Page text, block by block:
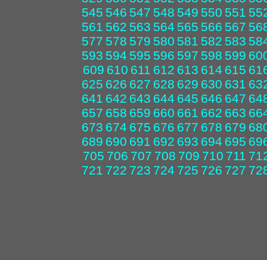
545 546 547 548 549 550 551
561 562 563 564 565 566 567
577 578 579 580 581 582 583
593 594 595 596 597 598 599
609 610 611 612 613 614 615
625 626 627 628 629 630 631
641 642 643 644 645 646 647
657 658 659 660 661 662 663
673 674 675 676 677 678 679
689 690 691 692 693 694 695
705 706 707 708 709 710 711
721 722 723 724 725 726 727